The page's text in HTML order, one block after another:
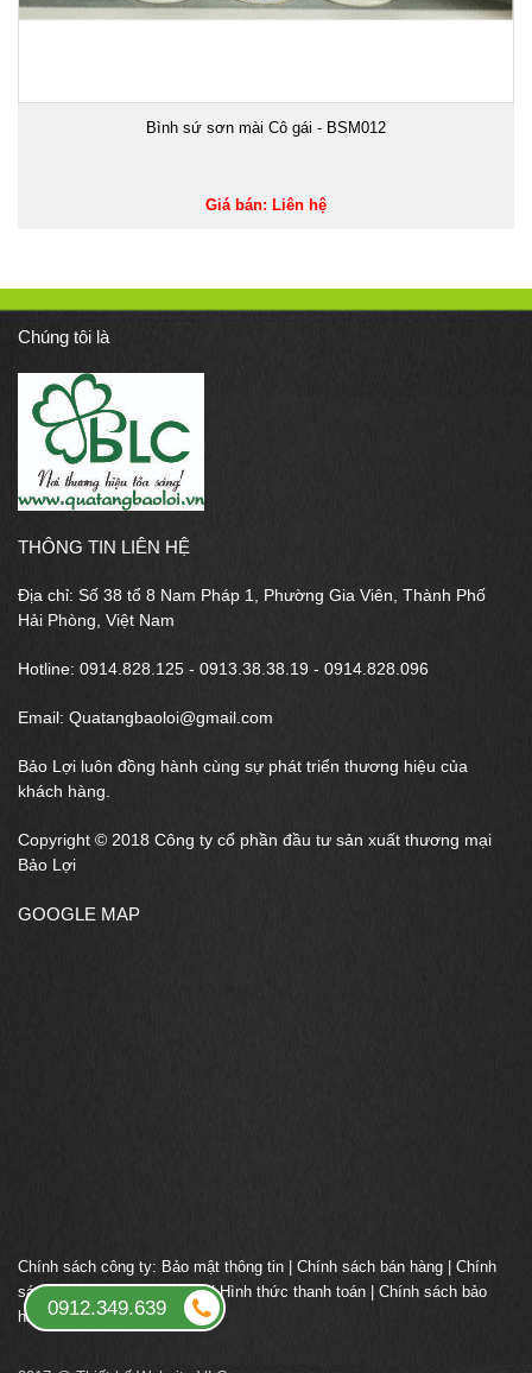
Bình sứ sơn mài Cô gái - BSM012
Giá bán: Liên hệ
Chúng tôi là
THÔNG TIN LIÊN HỆ
Địa chỉ: Số 38 tổ 8 Nam Pháp 1, Phường Gia Viên, Thành Phố
Hải Phòng, Việt Nam
Hotline: 0914.828.125 - 0913.38.38.19 - 0914.828.096
Email: Quatangbaoloi@gmail.com
Bảo Lợi luôn đồng hành cùng sự phát triển thương hiệu của
khách hàng.
Copyright © 2018 Công ty cổ phần đầu tư sản xuất thương mại
Bảo Lợi
GOOGLE MAP
0912.349.639
Chính sách công ty: Bảo mật thông tin Chính sách bán hàng
Chính
sách giao nhận vận chuyển|Hình thức thanh toán
Chính sách bảo
hành